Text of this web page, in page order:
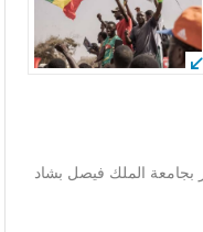
بجامعة الملك فيصل بشاد